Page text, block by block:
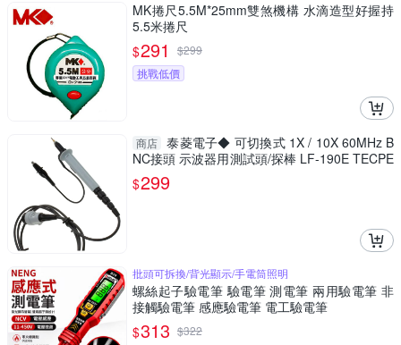
MK捲尺5.5M*25mm雙煞機構 水滴造型好握持
5.5米捲尺
$291 $299
挑戰低價
商店 泰菱電子◆ 可切換式 1X / 10X 60MHz B
NC接頭 示波器用測試頭/探棒 LF-190E TECPE
L
$299
批頭可拆換/背光顯示/手電筒照明
螺絲起子驗電筆 驗電筆 測電筆 兩用驗電筆 非
接觸驗電筆 感應驗電筆 電工驗電筆
$313 $322